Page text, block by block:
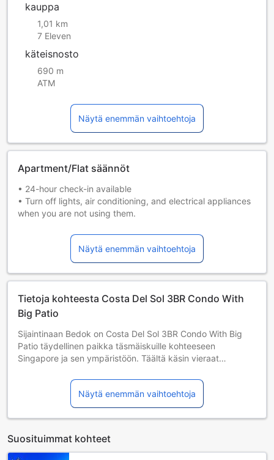
kauppa
1,01 km
7 Eleven
käteisnosto
690 m
ATM
Näytä enemmän vaihtoehtoja
Apartment/Flat säännöt
• 24-hour check-in available
• Turn off lights, air conditioning, and electrical appliances
when you are not using them.
• Be careful when using cooking appliances, heaters, or
other fire hazards.
• Treat the property like your own home.
• Guests of all ages are welcome.
• Children of all ages are considered as adults.
Näytä enemmän vaihtoehtoja
Tietoja kohteesta Costa Del Sol 3BR Condo With
Big Patio
Sijaintinaan Bedok on Costa Del Sol 3BR Condo With Big
Patio täydellinen paikka täsmäiskuille kohteeseen
Singapore ja sen ympäristöön. Täältä käsin vieraat
tarjontaa. Sijaintinsa vuoksi majapaikalta on helppo pääsy
kaupungin pakollisille nähtävyyksille.
Matkakohteesi ollessa Singapore, tarjoaa Costa Del Sol 3BR
vierailuasi. Majapaikka tarjoaa pääsyn laajan valikoiman
palveluita luokse, esteetön, keittiö, hissi, tupakoinnille
Näytä enemmän vaihtoehtoja
Suosituimmat kohteet